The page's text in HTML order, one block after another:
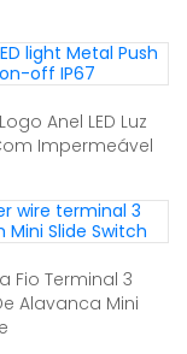
Anel LED Luz
Impermeável
Fio Terminal 3
Alavanca Mini